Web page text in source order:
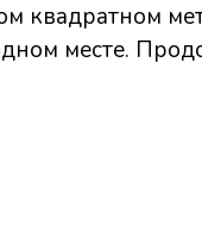
квадратном
месте.